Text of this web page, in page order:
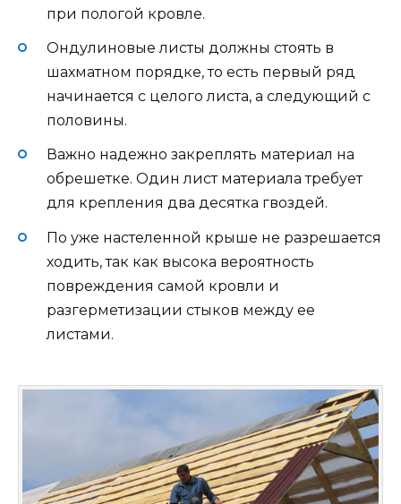
при пологой кровле.
Ондулиновые листы должны стоять в
шахматном порядке, то есть первый ряд
начинается с целого листа, а следующий с
половины.
Важно надежно закреплять материал на
обрешетке. Один лист материала требует
для крепления два десятка гвоздей.
По уже настеленной крыше не разрешается
ходить, так как высока вероятность
повреждения самой кровли и
разгерметизации стыков между ее
листами.